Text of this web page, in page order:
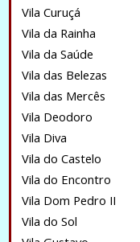
Vila Curuçá
Vila da Rainha
Vila da Saúde
Vila das Belezas
Vila das Mercês
Vila Deodoro
Vila Diva
Vila do Castelo
Vila do Encontro
Vila Dom Pedro II
Vila do Sol